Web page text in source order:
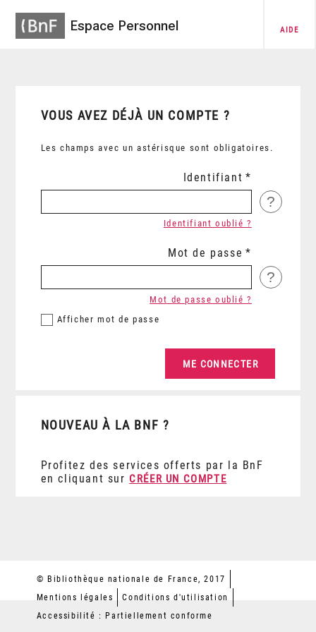
Espace Personnel AIDE
VOUS AVEZ DÉJÀ UN COMPTE ?
Les champs avec un astérisque sont obligatoires.
Identifiant
?
Identifiant oublié ?
Mot de passe
?
Afficher mot de passe
Mot de passe oublié ?
NOUVEAU À LA BNF ?
Profitez des services offerts par la BnF
en cliquant sur CRÉER UN COMPTE
© Bibliothèque nationale de France, 2017
Mentions légales
Conditions d'utilisation
Accessibilité : Partiellement conforme